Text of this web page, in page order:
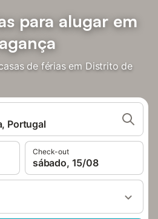
para alugar em
de férias em Distrito de
Portugal
Check-out
sábado, 15/08